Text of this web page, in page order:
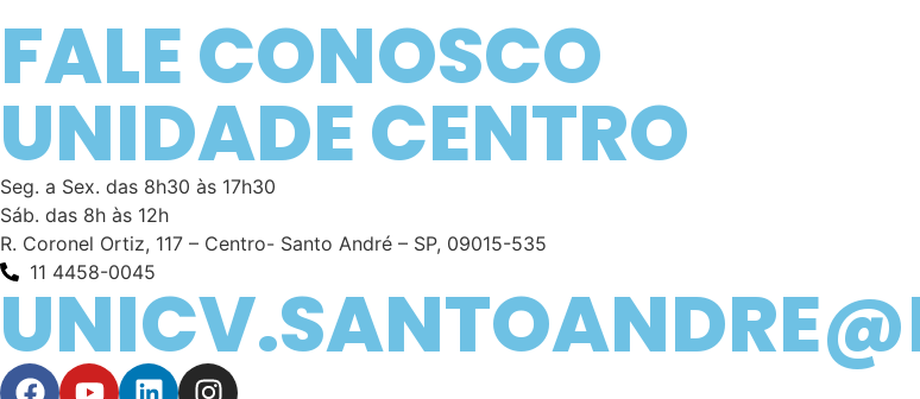
FALE CONOSCO
UNIDADE CENTRO
Seg. a Sex. das 8h30 às 17h30
Sáb. das 8h às 12h
R. Coronel Ortiz, 117 – Centro- Santo André – SP, 09015-535
11 4458-0045